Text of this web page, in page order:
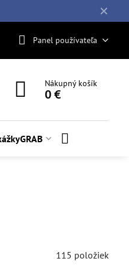
✕
Panel používateľa
Nákupný košík
0 €
GRAB
115 položiek